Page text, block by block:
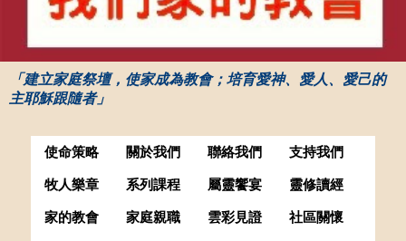
「建立家庭祭壇，使家成為教會；培育愛神、愛人、愛己的
主耶穌跟隨者」
使命策略 關於我們 聯絡我們 支持我們
牧人樂章 系列課程 屬靈饗宴 靈修讀經
家的教會 家庭親職 雲彩見證 社區關懷